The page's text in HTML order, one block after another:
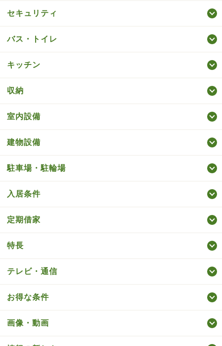
セキュリティ
バス・トイレ
キッチン
収納
室内設備
建物設備
駐車場・駐輪場
入居条件
定期借家
特長
テレビ・通信
お得な条件
画像・動画